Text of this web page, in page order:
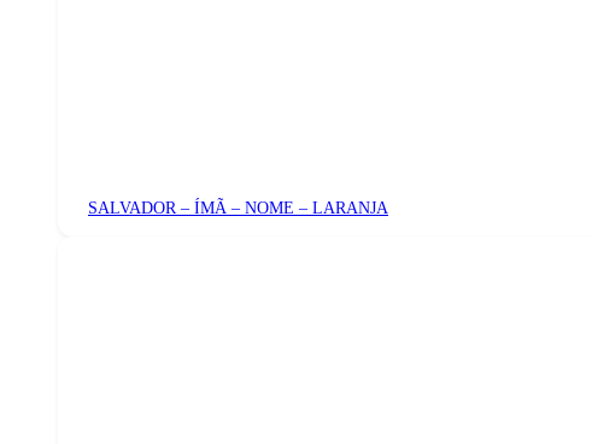
SALVADOR – ÍMÃ – NOME – LARANJA